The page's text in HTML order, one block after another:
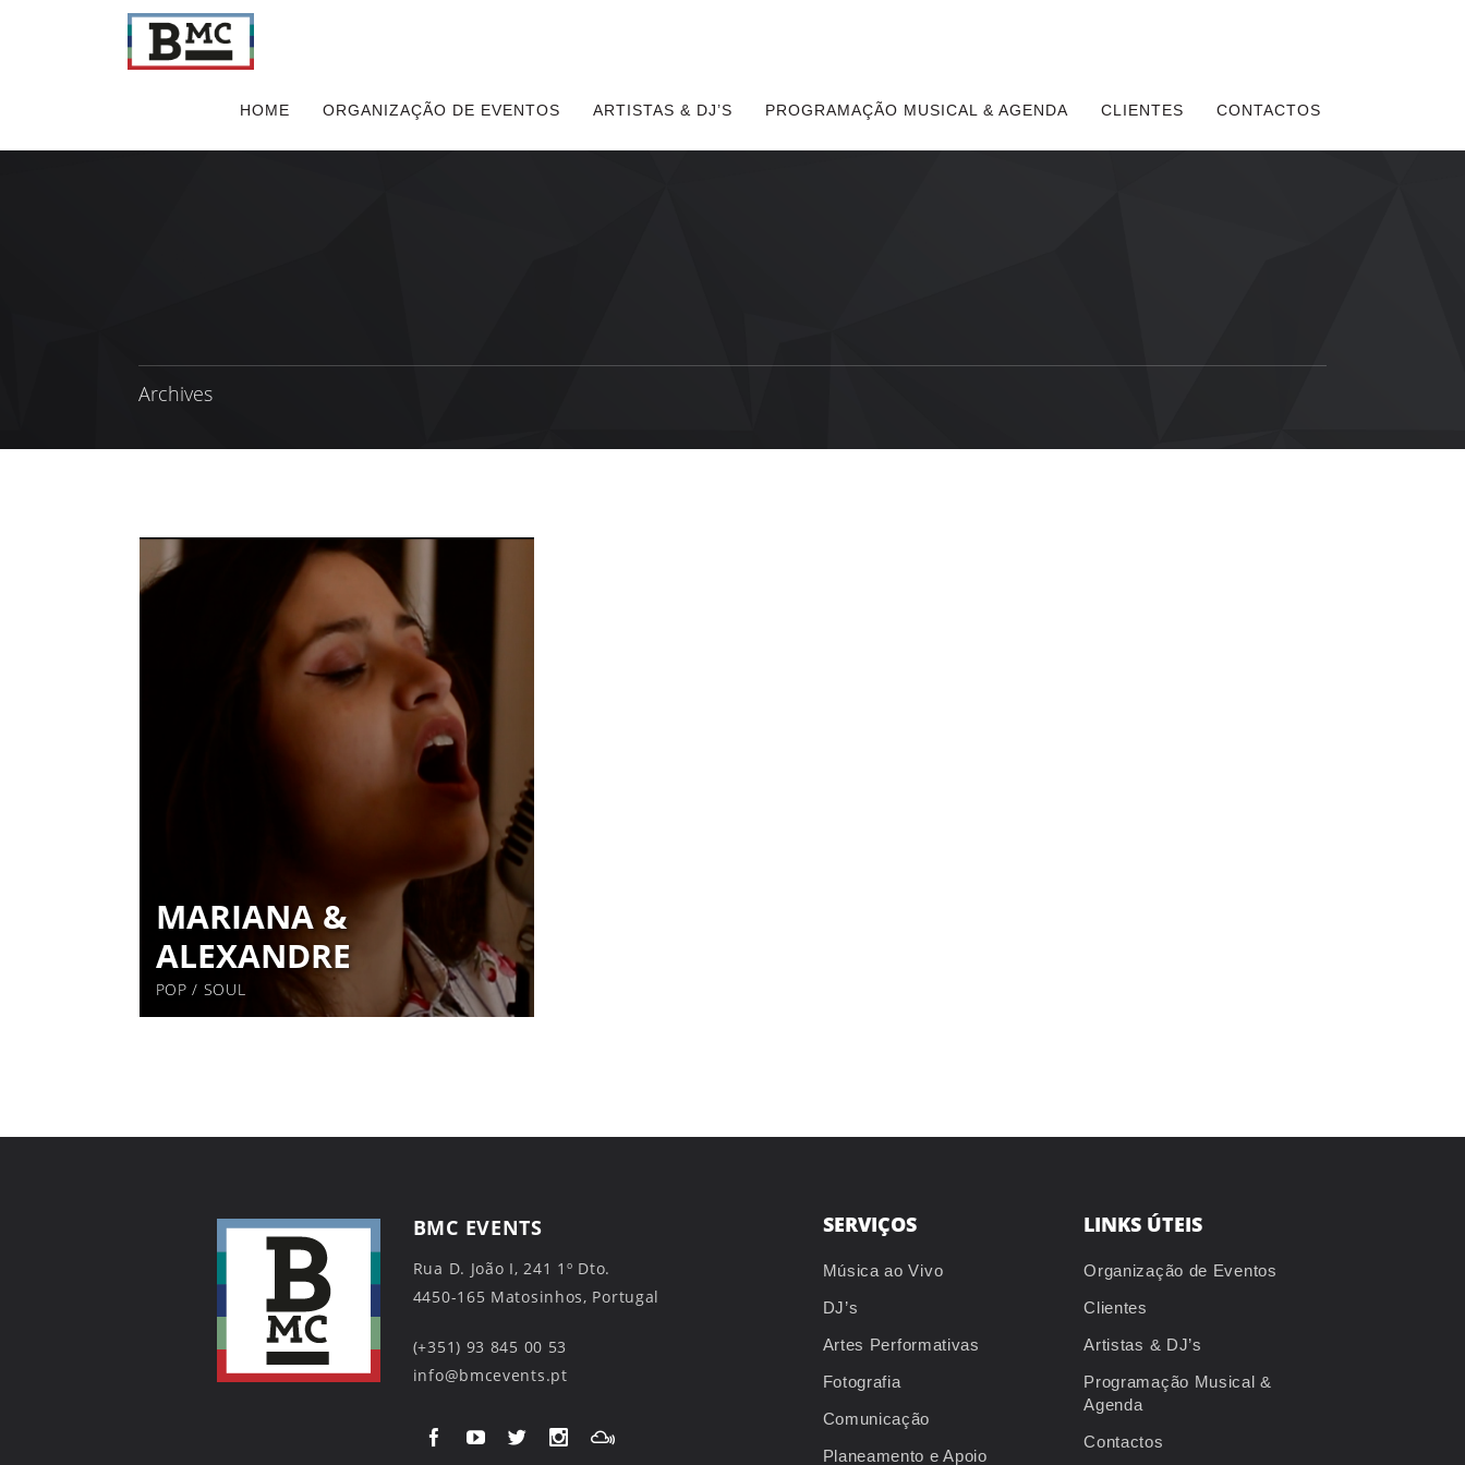
HOME ORGANIZAÇÃO DE EVENTOS ARTISTAS & DJ’S PROGRAMAÇÃO MUSICAL & AGENDA CLIENTES CONTACTOS
Archives
MARIANA &
ALEXANDRE
POP / SOUL
BMC EVENTS
Rua D. João I, 241 1º Dto.
4450-165 Matosinhos, Portugal
(+351) 93 845 00 53
info@bmcevents.pt
SERVIÇOS
Música ao Vivo
DJ’s
Artes Performativas
Fotografia
Comunicação
Planeamento e Apoio
LINKS ÚTEIS
Organização de Eventos
Clientes
Artistas & DJ’s
Programação Musical &
Agenda
Contactos